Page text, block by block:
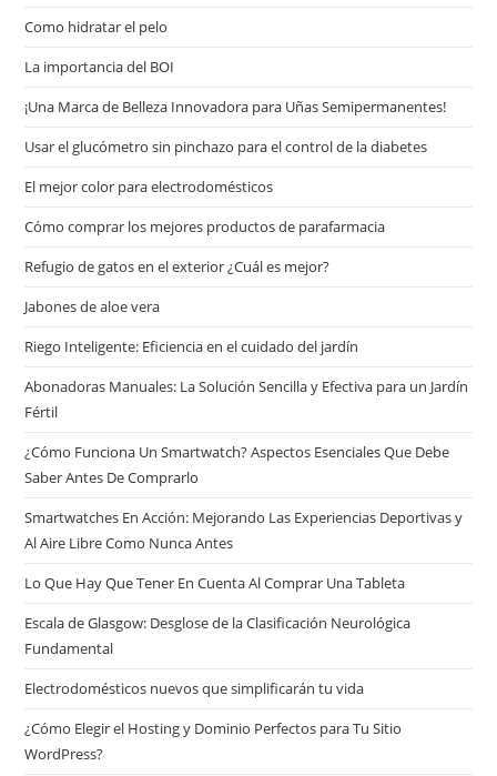
Сomo hidratar el pelo
La importancia del BOI
¡Una Marca de Belleza Innovadora para Uñas Semipermanentes!
Usar el glucómetro sin pinchazo para el control de la diabetes
El mejor color para electrodomésticos
Cómo comprar los mejores productos de parafarmacia
Refugio de gatos en el exterior ¿Cuál es mejor?
Jabones de aloe vera
Riego Inteligente: Eficiencia en el cuidado del jardín
Abonadoras Manuales: La Solución Sencilla y Efectiva para un Jardín
Fértil
¿Cómo Funciona Un Smartwatch? Aspectos Esenciales Que Debe
Saber Antes De Comprarlo
Smartwatches En Acción: Mejorando Las Experiencias Deportivas y
Al Aire Libre Como Nunca Antes
Lo Que Hay Que Tener En Cuenta Al Comprar Una Tableta
Escala de Glasgow: Desglose de la Clasificación Neurológica
Fundamental
Electrodomésticos nuevos que simplificarán tu vida
¿Cómo Elegir el Hosting y Dominio Perfectos para Tu Sitio
WordPress?